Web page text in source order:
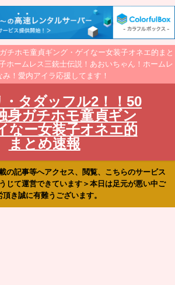
チホモ童貞ギング・ゲイなー女装子オネエ的まと
ホームレス三銃士伝説！あおいちゃん！ホームレ
み！愛内アイラ応援してます！
・タダッフル2！！50
身ガチホモ童貞ギン
なー女装子オネエ的
まとめ速報
の記事等へアクセス、閲覧、こちらのサービス
じて運営できています＞本日は足元が悪い中ご
頂き誠に有難うございます。